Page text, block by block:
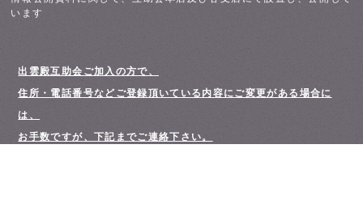
います
出雲殿互助会ご加入の方で、
住所・電話番号などご登録頂いている内容にご変更がある場合に
は、
お手数ですが、下記までご連絡下さい。